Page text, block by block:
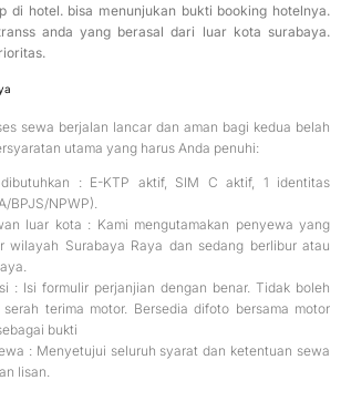
di hotel. bisa menunjukan bukti booking hotelnya.
anda yang berasal dari luar kota surabaya.
sewa berjalan lancar dan aman bagi kedua belah
utama yang harus Anda penuhi:
: E-KTP aktif, SIM C aktif, 1 identitas
BPJS/NPWP).
luar kota : Kami mengutamakan penyewa yang
wilayah Surabaya Raya dan sedang berlibur atau
: Isi formulir perjanjian dengan benar. Tidak boleh
terima motor. Bersedia difoto bersama motor
bukti
: Menyetujui seluruh syarat dan ketentuan sewa
lisan.